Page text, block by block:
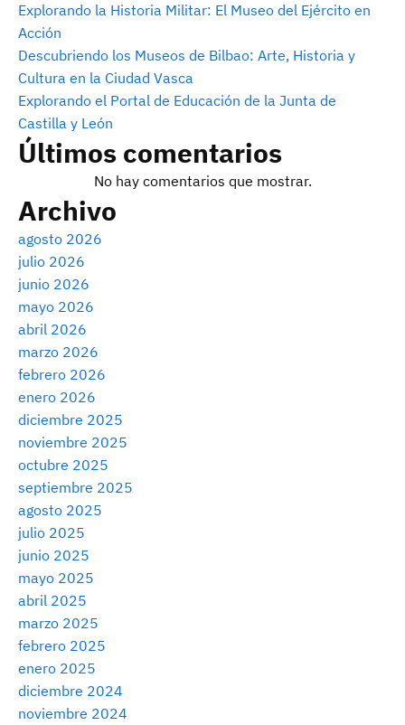
Explorando la Historia Militar: El Museo del Ejército en
Acción
Descubriendo los Museos de Bilbao: Arte, Historia y
Cultura en la Ciudad Vasca
Explorando el Portal de Educación de la Junta de
Castilla y León
Últimos comentarios
No hay comentarios que mostrar.
Archivo
agosto 2026
julio 2026
junio 2026
mayo 2026
abril 2026
marzo 2026
febrero 2026
enero 2026
diciembre 2025
noviembre 2025
octubre 2025
septiembre 2025
agosto 2025
julio 2025
junio 2025
mayo 2025
abril 2025
marzo 2025
febrero 2025
enero 2025
diciembre 2024
noviembre 2024